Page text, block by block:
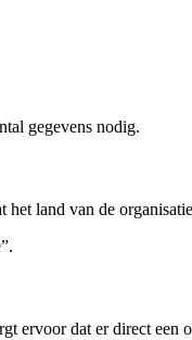
gegevens nodig.
land van de
ervoor dat er direct